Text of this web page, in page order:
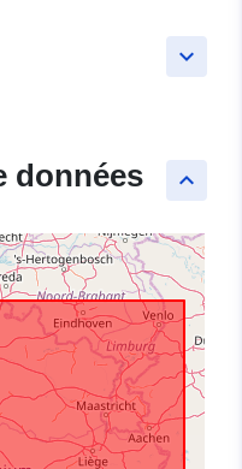
keyboard_arrow_down
keyboard_arrow_up
données